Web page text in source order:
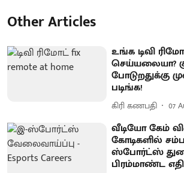
Other Articles
உங்க டிவி
செய்யலையா?
போடுறதுக்கு
படிங்க!
கிரி கணபதி 07
வீடியோ கேம்
கோடிகளில்
ஸ்போர்ட்ஸ்
பிரம்மாண்ட